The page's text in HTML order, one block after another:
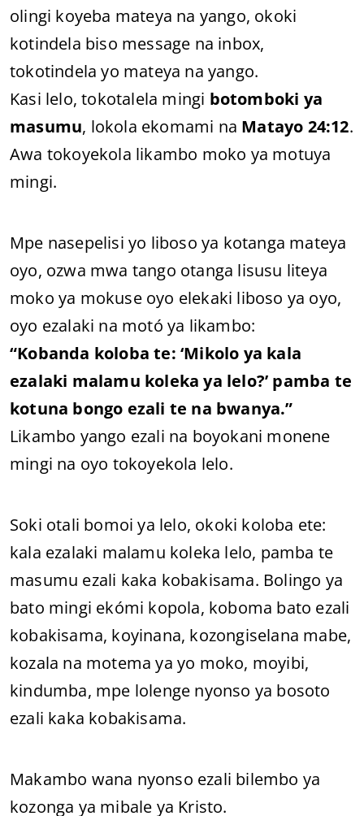
olingi koyeba mateya na yango, okoki
kotindela biso message na inbox,
tokotindela yo mateya na yango.
Kasi lelo, tokotalela mingi botomboki ya
masumu, lokola ekomami na Matayo 24:12.
Awa tokoyekola likambo moko ya motuya
mingi.
Mpe nasepelisi yo liboso ya kotanga mateya
oyo, ozwa mwa tango otanga lisusu liteya
moko ya mokuse oyo elekaki liboso ya oyo,
oyo ezalaki na motó ya likambo:
“Kobanda koloba te: ‘Mikolo ya kala
ezalaki malamu koleka ya lelo?’ pamba te
kotuna bongo ezali te na bwanya.”
Likambo yango ezali na boyokani monene
mingi na oyo tokoyekola lelo.
Soki otali bomoi ya lelo, okoki koloba ete:
kala ezalaki malamu koleka lelo, pamba te
masumu ezali kaka kobakisama. Bolingo ya
bato mingi ekómi kopola, koboma bato ezali
kobakisama, koyinana, kozongiselana mabe,
kozala na motema ya yo moko, moyibi,
kindumba, mpe lolenge nyonso ya bosoto
ezali kaka kobakisama.
Makambo wana nyonso ezali bilembo ya
kozonga ya mibale ya Kristo.